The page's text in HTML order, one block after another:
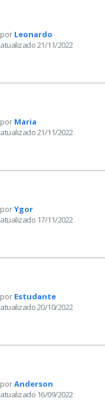
por Leonardo
atualizado 21/11/2022
por Maria
atualizado 21/11/2022
porYgor
atualizado 17/11/2022
por Estudante
atualizado 20/10/2022
porAnderson
atualizado 16/09/2022